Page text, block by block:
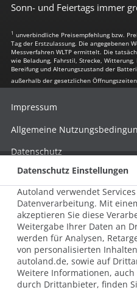
Sonn- und Feiertags immer
1 unverbindliche Preisempfehlung bzw.
Tag der Erstzulassung. Die angegebenen
Messverfahren WLTP ermittelt. Die
wie Beladung, Fahrstil, Strecke,
Bereifung und Alterungszustand der
außerhalb der gesetzlichen
© 2026 AUTOLAND 24 SE & Co. Betriebs KG
Werner-von-Siemens-Str. 2, 06796 Brehna,
Impressum
Allgemeine
Datenschutz
Hinweisgebersystem nach
Beschwerde nach LkSG
Grundsatzerklärung zum LkSG
Datenschutz Einstellungen
Autoland verwendet
Datenverarbeitung. Mit
akzeptieren Sie diese
Weitergabe Ihrer Daten an
werden für Analysen,
von personalisierten
autoland.de, sowie auf
Weitere Informationen,
durch Drittanbieter, finden